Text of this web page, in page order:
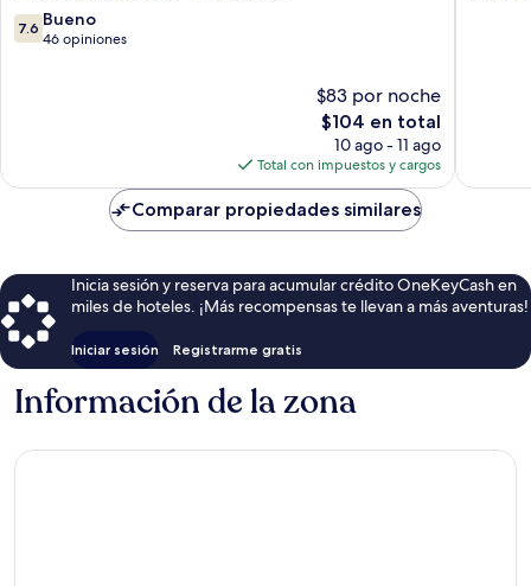
7.6
de
7.6 Bueno
46 opiniones
$83 por noche
El
precio
actual
es
de
$104
$104 en total
10 ago - 11 ago
Total con impuestos y cargos
Comparar propiedades similares
Inicia sesión y reserva para acumular crédito OneKeyCash en
miles de hoteles. ¡Más recompensas te llevan a más aventuras!
Iniciar sesión Registrarme gratis
Información de la zona